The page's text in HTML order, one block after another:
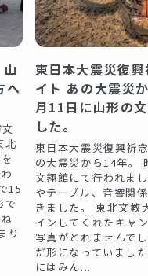
へ
北
15
で
り
東日本大震災復
イト あの大震災
月11日に山形の
した。
東日本大震災復興祈
の大震災から14年。
文翔館にて行われま
やテーブル、音響関
きました。 東北文教
インしてくれたキャ
写真がとれませんで
だ形になっていまし
にはみん...